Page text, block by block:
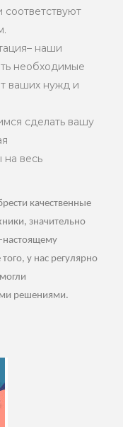
соответствуют
наши
необходимые
ваших нужд и
сделать вашу
весь
качественные
значительно
настоящему
у нас регулярно
решениями.